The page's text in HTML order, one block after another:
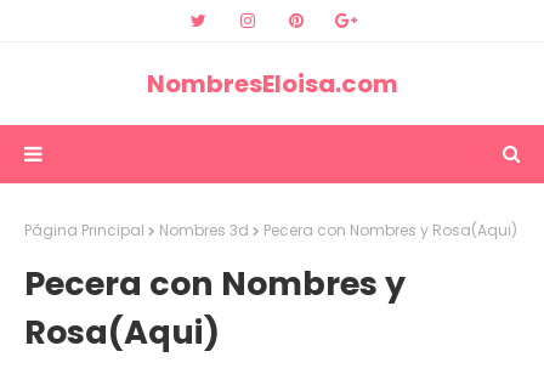
NombresEloisa.com
Página Principal Nombres 3d Pecera con Nombres y Rosa(Aqui)
Pecera con Nombres y
Rosa(Aqui)